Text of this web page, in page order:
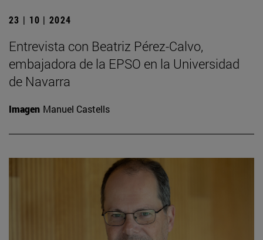
23 | 10 | 2024
Entrevista con Beatriz Pérez-Calvo,
embajadora de la EPSO en la Universidad
de Navarra
Imagen Manuel Castells